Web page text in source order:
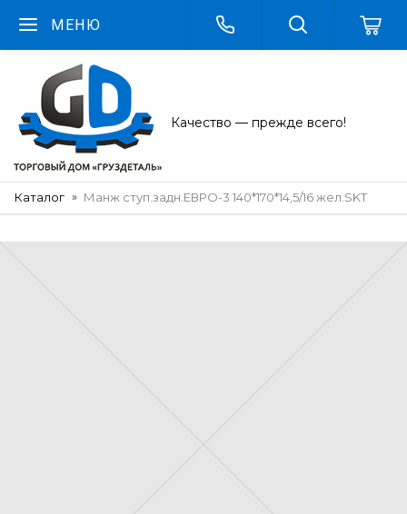
МЕНЮ
Качество — прежде всего!
Каталог Манж ступ.задн.ЕВРО-3 140*170*14,5/16 жел.SKT